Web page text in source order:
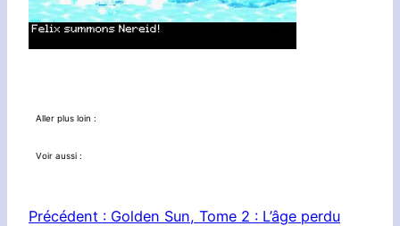
Aller plus loin :
Voir aussi :
Précédent : Golden Sun, Tome 2 : L’âge perdu